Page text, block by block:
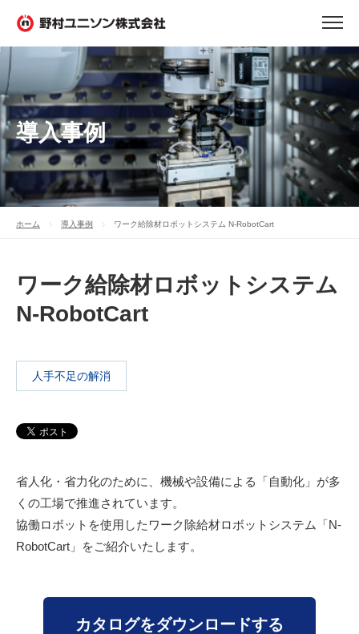
導入事例
ホーム 導入事例 ワーク給除材ロボットシステム N-RobotCart
ワーク給除材ロボットシステム
N-RobotCart
人手不足の解消
省人化・省力化のために、機械や設備による「自動化」が多
くの工場で推進されています。
協働ロボットを使用したワーク除給材ロボットシステム「N-
RobotCart」をご紹介いたします。
カタログをダウンロードする